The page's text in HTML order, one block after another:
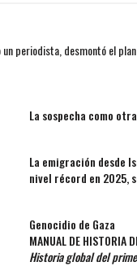
un periodista, desmontó el
La sospecha como
La emigración desde
nivel récord en 2025,
Genocidio de Gaza
MANUAL DE HISTORIA
Historia global del